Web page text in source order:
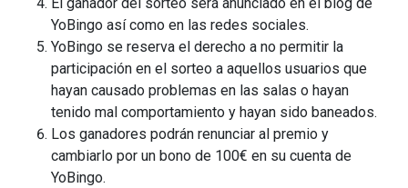
YoBingo así como en las redes sociales.
YoBingo se reserva el derecho a no permitir la
participación en el sorteo a aquellos usuarios que
hayan causado problemas en las salas o hayan
tenido mal comportamiento y hayan sido baneados.
Los ganadores podrán renunciar al premio y
cambiarlo por un bono de 100€ en su cuenta de
YoBingo.